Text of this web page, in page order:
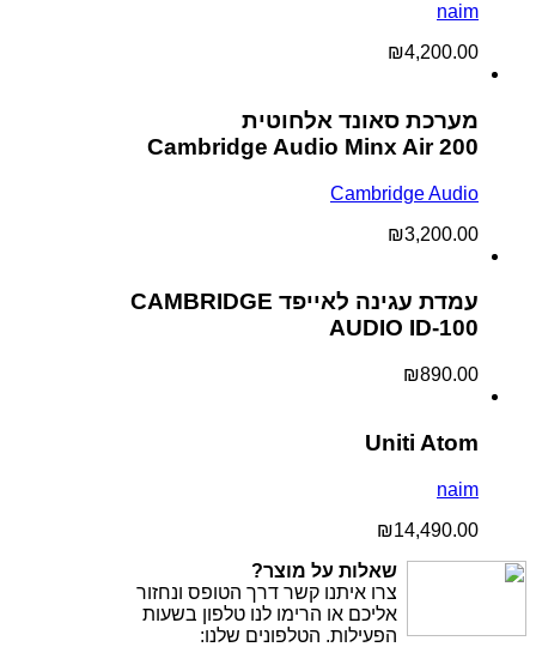
naim
₪4,200.00
מערכת סאונד אלחוטית
Cambridge Audio Minx Air 200
Cambridge Audio
₪3,200.00
עמדת עגינה לאייפד CAMBRIDGE
AUDIO ID-100
₪890.00
Uniti Atom
naim
₪14,490.00
שאלות על מוצר?
צרו איתנו קשר דרך הטופס ונחזור
אליכם או הרימו לנו טלפון בשעות
הפעילות. הטלפונים שלנו: